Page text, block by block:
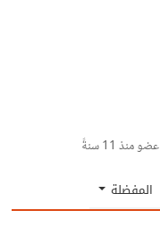
عضو منذ 11 سنةً
المفضلة